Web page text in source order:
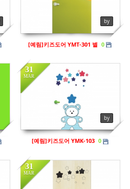
by
[예림]키즈도어 YMT-301 별 0
31
MAR
by
키즈도어
[예림]키즈도어 YMK-103 0
31
MAR
키즈도어